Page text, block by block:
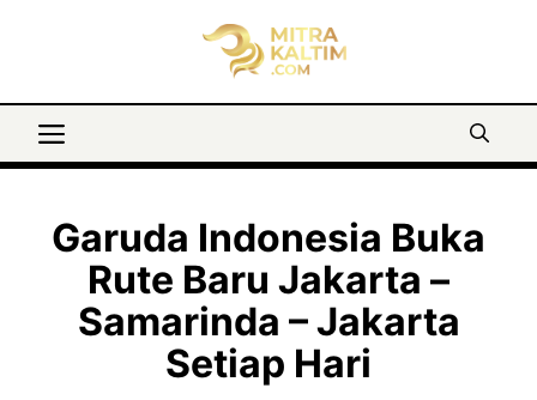
Menu
Garuda Indonesia Buka
Rute Baru Jakarta –
Samarinda – Jakarta
Setiap Hari